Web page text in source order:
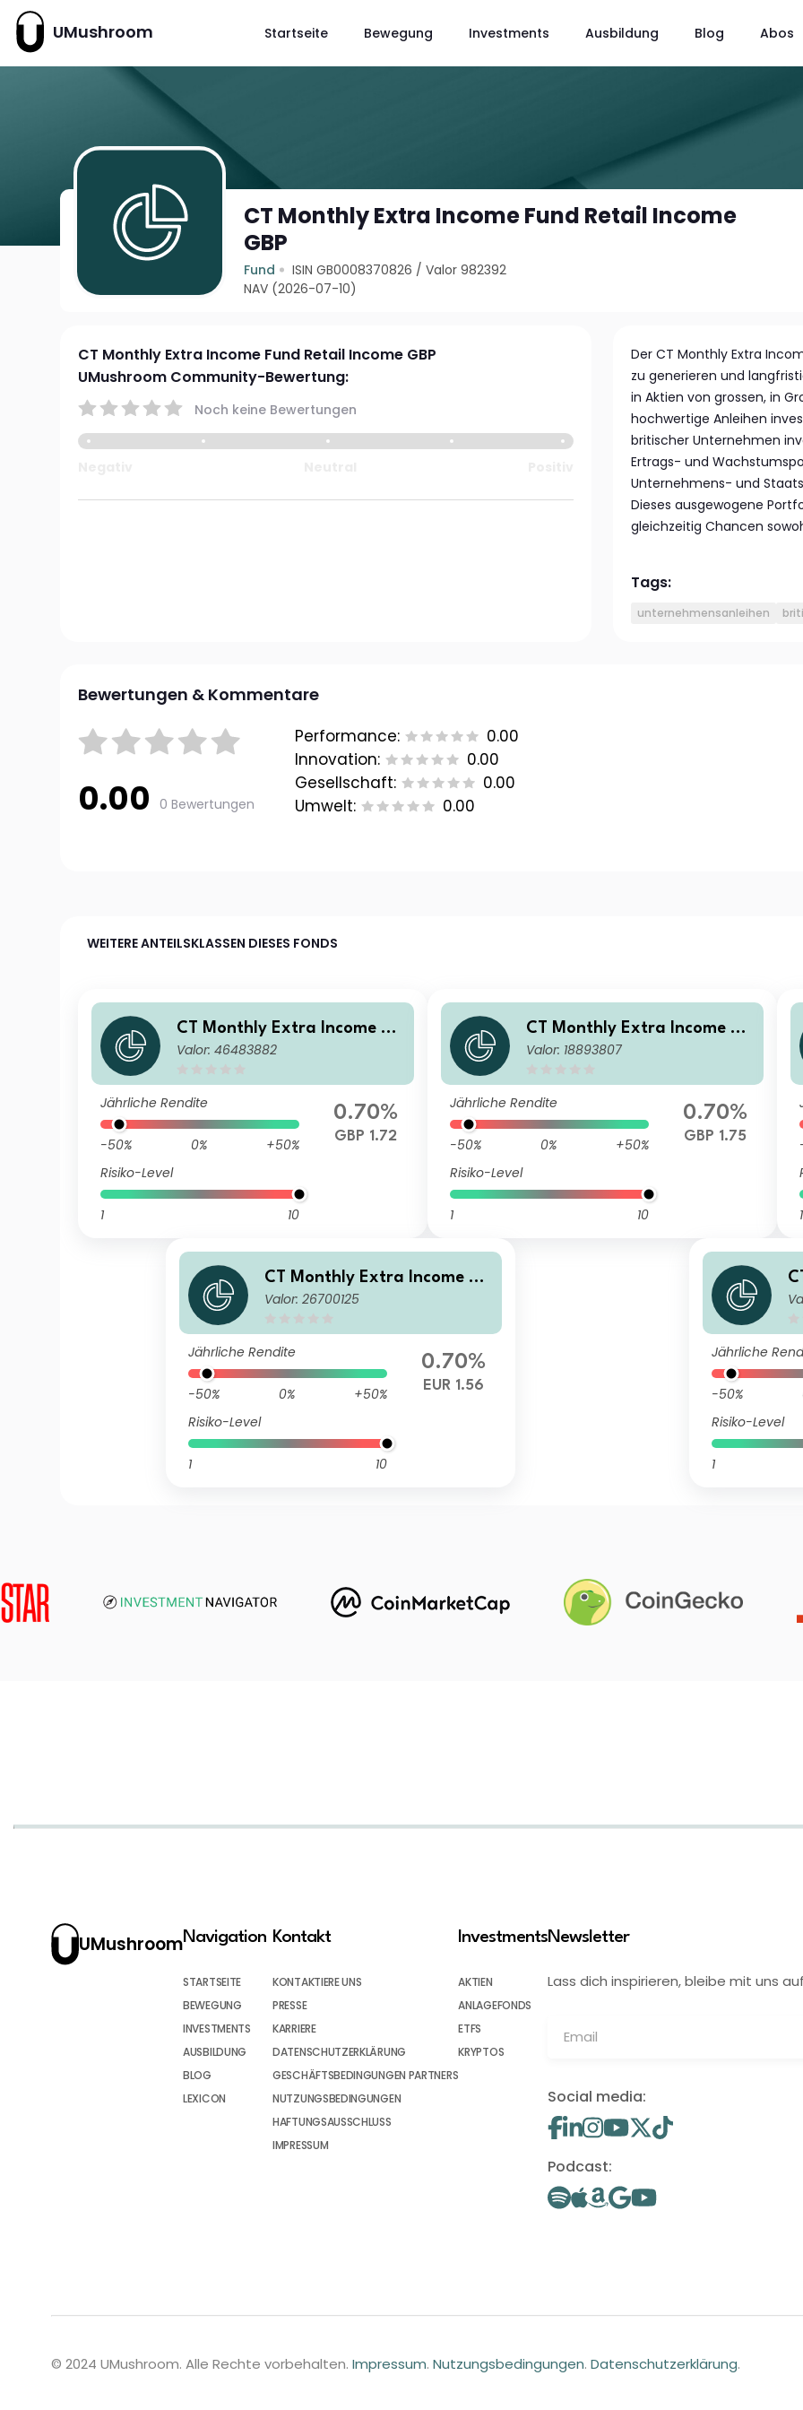
UMushroom Startseite Bewegung Investments Ausbildung Blog Abos
CT Monthly Extra Income Fund Retail Income
GBP
Fund ISIN GB0008370826 /Valor 982392
NAV (2026-07-10)
CT Monthly Extra Income Fund Retail Income GBP
UMushroom Community-Bewertung:
Noch keine Bewertungen
Der CT Monthly Extra
zu generieren und
in Aktien von grossen, in
hochwertige Anleihen
britischer Unternehmen
Ertrags- und
Unternehmens- und
Dieses ausgewogene
gleichzeitig Chancen
Tags:
unternehmensanleihen
Bewertungen & Kommentare
0.00 0 Bewertungen
Performance:
0.00
Innovation:
0.00
Gesellschaft:
0.00
Umwelt:
0.00
WEITERE ANTEILSKLASSEN DIESES FONDS
CT Monthly Extra Income Fu
nd X Institutional Gross Acc
Valor: 46483882
Jährliche Rendite
-50% 0%
+50%
Risiko-Level
1 10
0.70%
GBP 1.72
CT Monthly Extra Income Fu
nd Z Income GBP
Valor: 18893807
Jährliche Rendite
-50% 0%
+50%
Risiko-Level
1 10
0.70%
GBP 1.75
1
CT Monthly Extra Income Fu
nd Retail Income EUR Hedge
Valor: 26700125
Jährliche Rendite
-50% 0%
+50%
Risiko-Level
1 10
0.70%
EUR 1.56
Jährliche
-50%
Risiko-Level
1
UMushroomNavigation
STARTSEITE
BEWEGUNG
INVESTMENTS
AUSBILDUNG
BLOG
LEXICON
Kontakt
KONTAKTIERE UNS
PRESSE
KARRIERE
DATENSCHUTZERKLÄRUNG
GESCHÄFTSBEDINGUNGEN PARTNERS
NUTZUNGSBEDINGUNGEN
HAFTUNGSAUSSCHLUSS
IMPRESSUM
Investments
AKTIEN
ANLAGEFONDS
ETFS
KRYPTOS
Newsletter
Lass dich inspirieren, bleibe mit uns
Social media:
Podcast:
© 2024 UMushroom. Alle Rechte vorbehalten. Impressum. Nutzungsbedingungen. Datenschutzerklärung.